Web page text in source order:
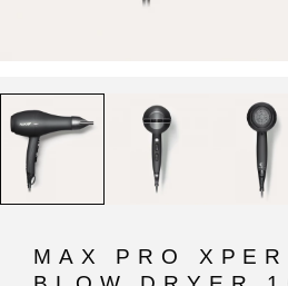
MAX PRO